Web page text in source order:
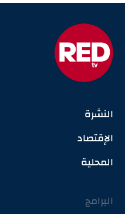
النشرة
الإقتصاد
المحلية
البرامج